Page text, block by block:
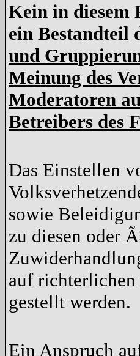
Kein in diesem
ein Bestandteil
und
Meinung des
Moderatoren
Betreibers des
Das Einstellen
sowie
zu diesen oder
auf richterlichen
gestellt werden.
Ein Anspruch